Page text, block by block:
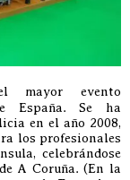
evento
España. Se ha
en el año 2008,
los profesionales
celebrándose
A Coruña. (En la